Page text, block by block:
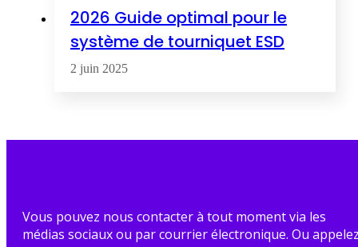
2026 Guide optimal pour le
système de tourniquet ESD
2 juin 2025
Vous pouvez nous contacter à tout moment via les
médias sociaux ou par courrier électronique. Ou